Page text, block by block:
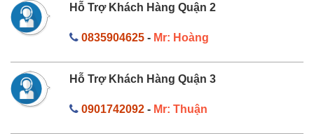
Hỗ Trợ Khách Hàng Quận 2
0835904625- Mr: Hoàng
Hỗ Trợ Khách Hàng Quận 3
0901742092- Mr: Thuận